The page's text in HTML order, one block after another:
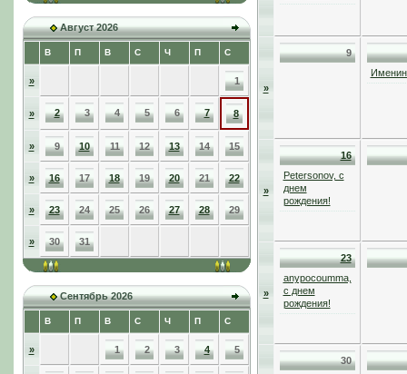
Август 2026
В П В С Ч П С
» 1
» 2 3 4 5 6 7 8
» 9 10 11 12 13 14 15
» 16 17 18 19 20 21 22
» 23 24 25 26 27 28 29
» 30 31
Сентябрь 2026
В П В С Ч П С
» 1 2 3 4 5
»
9
»
16
Petersonov, с
днем
рождения!
»
23
anypocoumma,
с днем
рождения!
30